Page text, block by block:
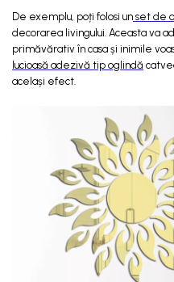
De exemplu, poți folosi un set de
decorarea livingului. Aceasta va
primăvărativ în casa și inimile
lucioasă adezivă tip oglindă
același efect.